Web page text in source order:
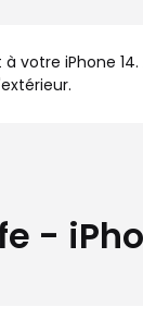
votre iPhone
-